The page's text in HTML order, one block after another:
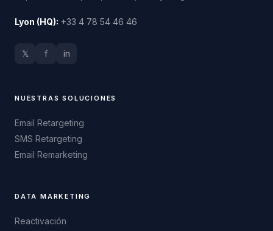
Lyon (HQ): +33 4 78 54 46 46
𝕏 f in
NUESTRAS SOLUCIONES
Email Retargeting
SMS Retargeting
Email Remarketing
DATA MARKETING
Reactivación